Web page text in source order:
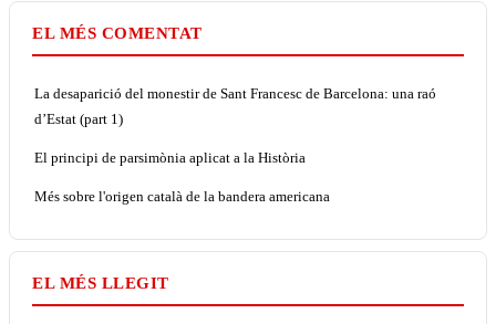
EL MÉS COMENTAT
La desaparició del monestir de Sant Francesc de Barcelona: una raó
d’Estat (part 1)
El principi de parsimònia aplicat a la Història
Més sobre l'origen català de la bandera americana
EL MÉS LLEGIT